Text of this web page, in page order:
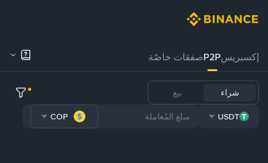
إكسبريسP2Pصفقات خاصّة
شراء بيع
USDT
COP